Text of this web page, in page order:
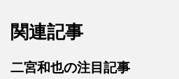
関連記事
二宮和也の注目記事